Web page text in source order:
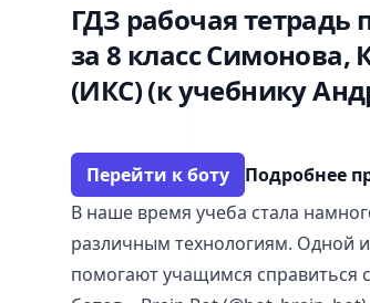
ГДЗ рабочая тетрадь
за 8 класс
(ИКС) (к учебнику
Перейти к боту Подробнее
В наше время учеба стала
различным технологиям. Одной
помогают учащимся справиться